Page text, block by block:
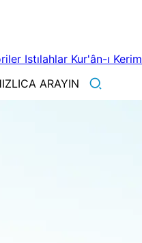
Istılahlar Kur'ân-ı Kerim
ARAYIN